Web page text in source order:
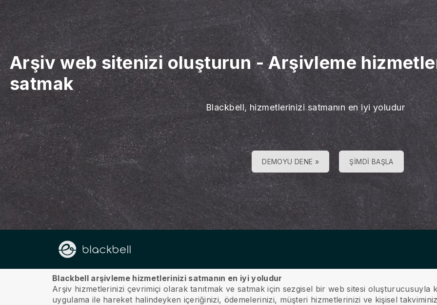
Arşiv web sitenizi oluşturun-Arşivleme
satmak
Blackbell, hizmetlerinizi satmanın en iyi yoludur
DEMOYU DENE » ŞIMDI BAŞLA
Hakkımızda
Blackbell arşivleme hizmetlerinizi satmanın en iyi yoludur
Arşiv hizmetlerinizi çevrimiçi olarak tanıtmak ve satmak için sezgisel bir web sitesi oluşturucusuyla
uygulama ile hareket halindeyken içeriğinizi, ödemelerinizi, müşteri hizmetlerinizi ve kişisel